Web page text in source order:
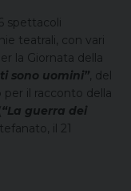
spettacoli
teatrali, con vari
la Giornata della
sono uomini”, del
per il racconto della
“La guerra dei
il 21